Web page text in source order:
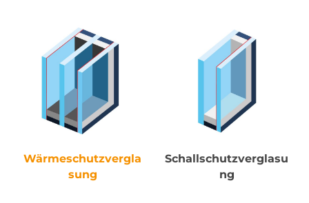
Wärmeschutzvergla
sung
Schallschutzverglasu
ng